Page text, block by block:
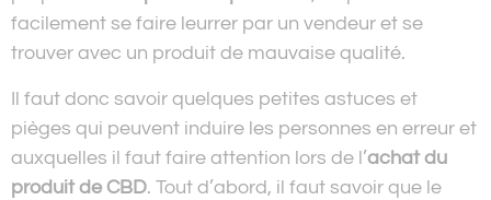
facilement se faire leurrer par un vendeur et se
trouver avec un produit de mauvaise qualité.
Il faut donc savoir quelques petites astuces et
pièges qui peuvent induire les personnes en erreur et
auxquelles il faut faire attention lors de l’achat du
produit de CBD. Tout d’abord, il faut savoir que le